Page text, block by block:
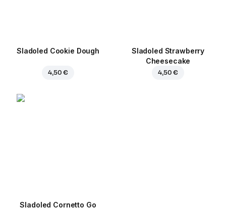
Sladoled Cookie Dough
4,50 €
Sladoled Strawberry
Cheesecake
4,50 €
Sladoled Cornetto Go